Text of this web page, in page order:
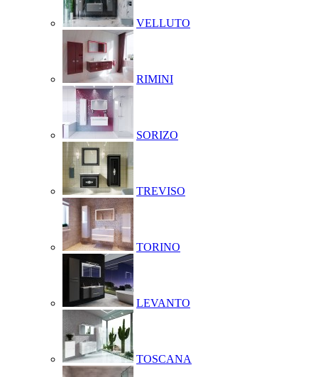
VELLUTO
RIMINI
SORIZO
TREVISO
TORINO
LEVANTO
TOSCANA